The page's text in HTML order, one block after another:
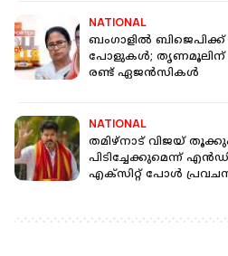
NATIONAL
ബംഗാളിൽ ബിജെപിക്ക്
പോളുകൾ; തൃണമൂലിന്
രണ്ട് ഏജൻസികൾ
NATIONAL
തമിഴ്നാട് വിജയ്
പിടിച്ചേക്കുമെന്ന്
എക്സിറ്റ് പോൾ